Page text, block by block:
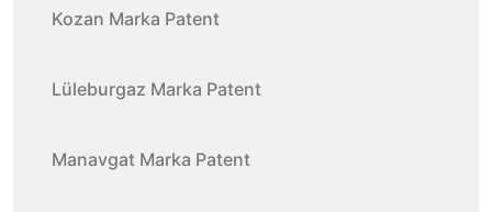
Kozan Marka Patent
Lüleburgaz Marka Patent
Manavgat Marka Patent